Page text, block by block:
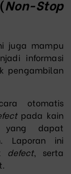
Non-Stop
juga mampu
informasi
pengambilan
otomatis
pada kain
yang dapat
Laporan ini
defect, serta